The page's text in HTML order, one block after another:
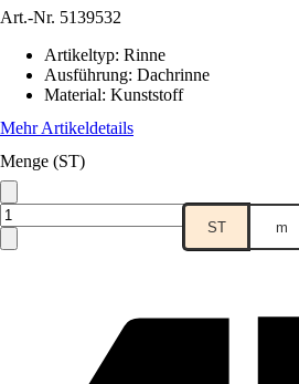
Art.-Nr. 5139532
Artikeltyp: Rinne
Ausführung: Dachrinne
Material: Kunststoff
Mehr Artikeldetails
Menge (ST)
ST m